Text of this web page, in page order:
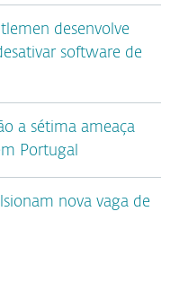
desenvolve
software de
a sétima ameaça
Portugal
nova vaga de